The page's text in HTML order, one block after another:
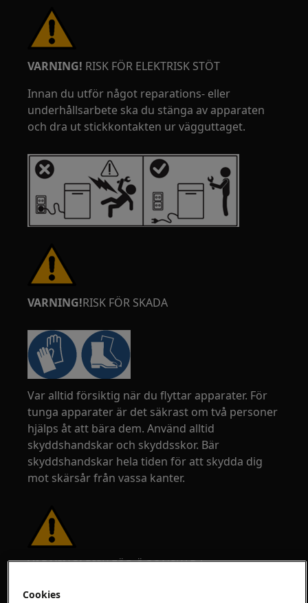
VARNING! RISK FÖR ELEKTRISK STÖT
Innan du utför något reparations- eller
underhållsarbete ska du stänga av apparaten
och dra ut stickkontakten ur vägguttaget.
VARNING!RISK FÖR SKADA
Var alltid försiktig när du flyttar apparater. För
tunga apparater är det säkrast om två personer
hjälps åt att bära dem. Använd alltid
skyddshandskar och skyddsskor. Bär
skyddshandskar hela tiden för att skydda dig
mot skärsår från vassa kanter.
VARNING!RISK FÖR ÖGONSKADA
Cookies